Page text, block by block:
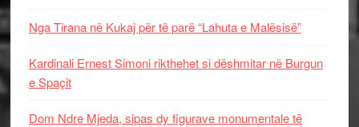
Nga Tirana në Kukaj për të parë “Lahuta e Malësisë”
Kardinali Ernest Simoni rikthehet si dëshmitar në Burgun
e Spaçit
Dom Ndre Mjeda, sipas dy figurave monumentale të